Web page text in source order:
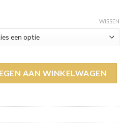
WISSEN
AAN WINKELWAGEN